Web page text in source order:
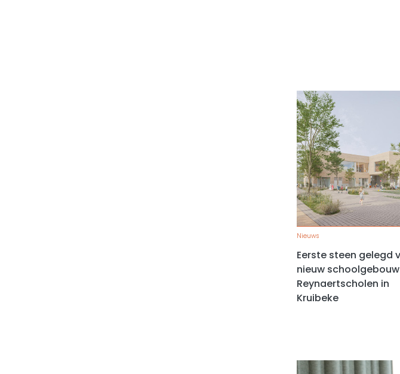
Nieuws
Eerste steen gelegd
nieuw schoolgebouw
Reynaertscholen in
Kruibeke